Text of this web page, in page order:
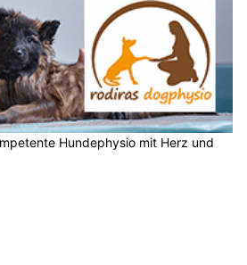
Hundephysio mit Herz und